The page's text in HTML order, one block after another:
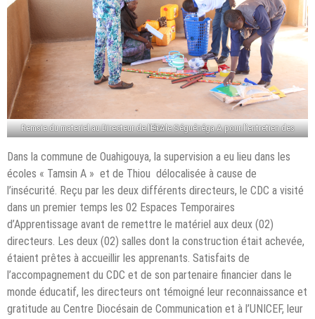
Remsie du materiel au Directeur de l’école Séguénéga A pour l’entretien des ETA
Dans la commune de Ouahigouya, la supervision a eu lieu dans les
écoles « Tamsin A » et de Thiou délocalisée à cause de
l’insécurité. Reçu par les deux différents directeurs, le CDC a visité
dans un premier temps les 02 Espaces Temporaires
d’Apprentissage avant de remettre le matériel aux deux (02)
directeurs. Les deux (02) salles dont la construction était achevée,
étaient prêtes à accueillir les apprenants. Satisfaits de
l’accompagnement du CDC et de son partenaire financier dans le
monde éducatif, les directeurs ont témoigné leur reconnaissance et
gratitude au Centre Diocésain de Communication et à l’UNICEF, leur